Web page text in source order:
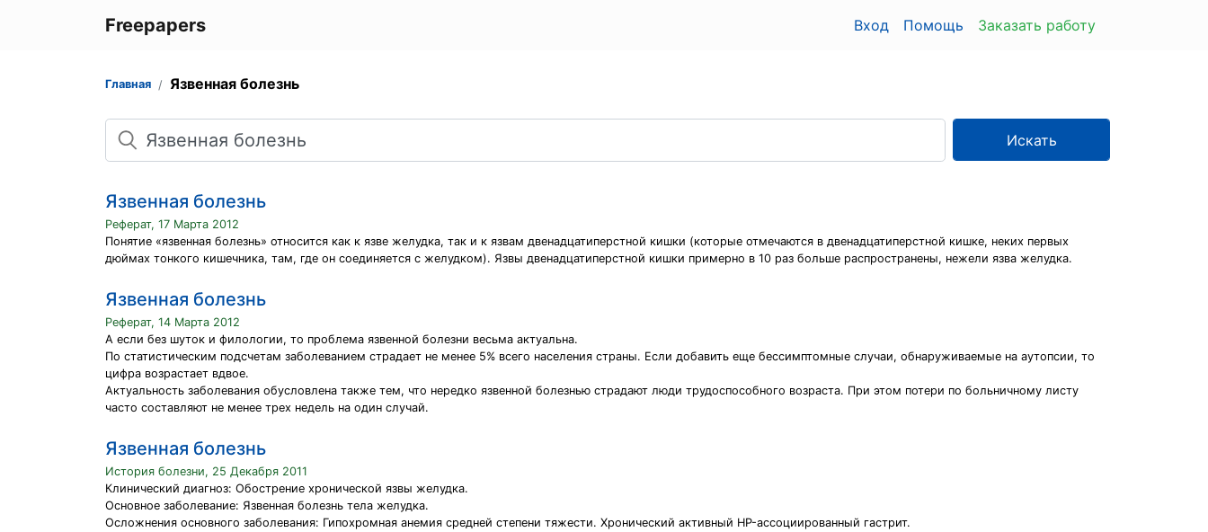
Freepapers Вход Помощь Заказать работу
Главная Язвенная болезнь
Поиск
Искать
Язвенная болезнь
Реферат, 17 Марта 2012
Понятие «язвенная болезнь» относится как к язве желудка, так и к язвам двенадцатиперстной кишки (которые отмечаются в двенадцатиперстной кишке, неких первых
дюймах тонкого кишечника, там, где он соединяется с желудком). Язвы двенадцатиперстной кишки примерно в 10 раз больше распространены, нежели язва желудка.
Язвенная болезнь
Реферат, 14 Марта 2012
А если без шуток и филологии, то проблема язвенной болезни весьма актуальна.
По статистическим подсчетам заболеванием страдает не менее 5% всего населения страны. Если добавить еще бессимптомные случаи, обнаруживаемые на аутопсии, то
цифра возрастает вдвое.
Актуальность заболевания обусловлена также тем, что нередко язвенной болезнью страдают люди трудоспособного возраста. При этом потери по больничному листу
часто составляют не менее трех недель на один случай.
Язвенная болезнь
История болезни, 25 Декабря 2011
Клинический диагноз: Обострение хронической язвы желудка.
Основное заболевание: Язвенная болезнь тела желудка.
Осложнения основного заболевания: Гипохромная анемия средней степени тяжести. Хронический активный HP-ассоциированный гастрит.